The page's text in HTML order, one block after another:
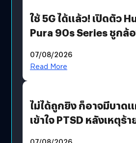
ใช้ 5G ได้แล้ว! เปิดตัว
Pura 90s Series ชูกล้
07/08/2026
Read More
ไม่ได้ถูกยิง ก็อาจมีบาด
เข้าใจ PTSD หลังเหตุร้า